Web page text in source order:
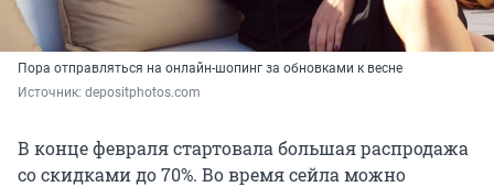
Пора отправляться на онлайн-шопинг за обновками к весне
Источник: depositphotos.com
В конце февраля стартовала большая распродажа
со скидками до 70%. Во время сейла можно